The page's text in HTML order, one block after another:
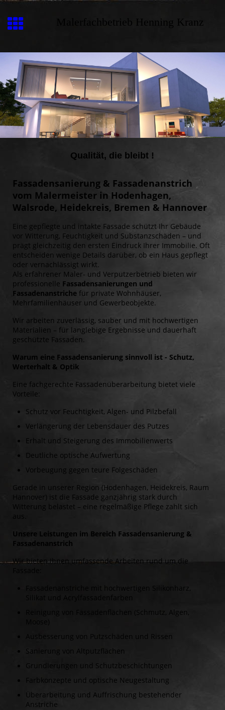
Malerfachbetrieb Henning Kranz
Qualität, die bleibt !
Fassadensanierung & Fassadenanstrich
vom Malermeister in Hodenhagen,
Walsrode, Heidekreis, Bremen & Hannover
Eine gepflegte und intakte Fassade schützt Ihr Gebäude
vor Witterung, Feuchtigkeit und Substanzschäden – und
prägt gleichzeitig den ersten Eindruck Ihrer Immobilie. Oft
entscheiden wenige Details darüber, ob ein Haus gepflegt
oder vernachlässigt wirkt.
Als erfahrener Maler- und Verputzerbetrieb bieten wir
professionelle Fassadensanierungen und
Fassadenanstriche für private Wohnhäuser,
Mehrfamilienhäuser und Gewerbeobjekte.
Wir arbeiten zuverlässig, sauber und mit hochwertigen
Materialien – für langlebige Ergebnisse und dauerhaft
geschützte Fassaden.
Warum eine Fassadensanierung sinnvoll ist - Schutz,
Werterhalt & Optik
Eine fachgerechte Fassadenüberarbeitung bietet viele
Vorteile:
Schutz vor Feuchtigkeit, Algen- und Pilzbefall
Verlängerung der Lebensdauer des Putzes
Erhalt und Steigerung des Immobilienwerts
Deutliche optische Aufwertung
Vorbeugung gegen teure Folgeschäden
Gerade in unserer Region (Hodenhagen, Heidekreis, Raum
Hannover) ist die Fassade ganzjährig stark durch
Witterung belastet – eine regelmäßige Pflege zahlt sich
Unsere Leistungen im Bereich Fassadensanierung &
Fassadenanstrich
Wir bieten Ihnen umfassende Arbeiten rund um die
Fassadenanstriche mit hochwertigen Silikonharz,
Reinigung von Fassadenflächen (Schmutz, Algen,
Ausbesserung von Putzschäden und Rissen
Sanierung von Altputzflächen
Grundierungen und Schutzbeschichtungen
Farbkonzepte und optische Neugestaltung
Überarbeitung und Auffrischung bestehender
Anstriche